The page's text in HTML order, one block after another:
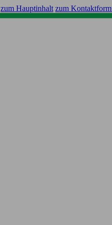
zum Hauptinhalt zum